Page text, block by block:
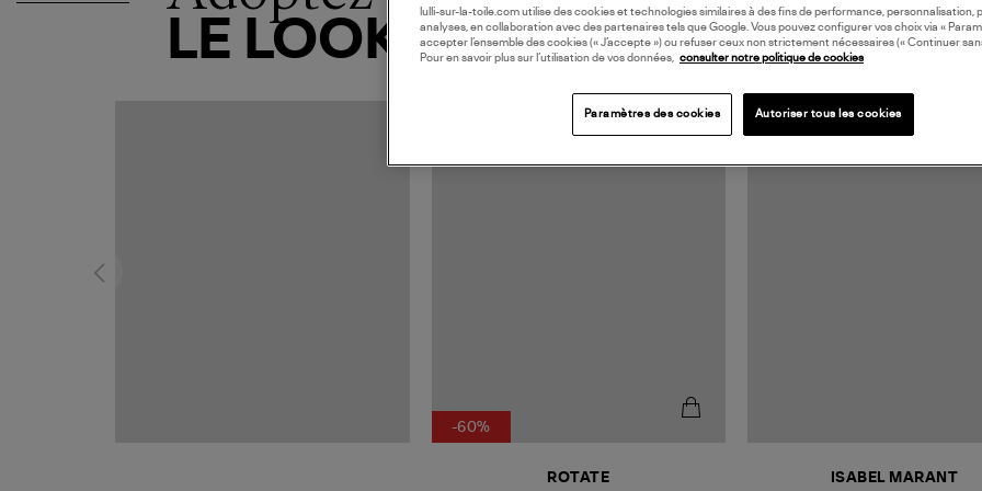
LE LOOK
-60%
ROTATE ISABEL MARANT
lulli-sur-la-toile.com utilise des cookies et technologies similaires à des fins de performance, personnalisation,
analyses, en collaboration avec des partenaires tels que Google. Vous pouvez configurer vos choix via «
accepter l’ensemble des cookies (« J’accepte ») ou refuser ceux non strictement nécessaires (« Continuer
Pour en savoir plus sur l’utilisation de vos données,
consulter notre politique de cookies
Paramètres des cookies Autoriser tous les cookies